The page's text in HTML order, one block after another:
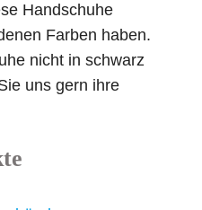
Handschuhe
Farben haben.
nicht in schwarz
uns gern ihre